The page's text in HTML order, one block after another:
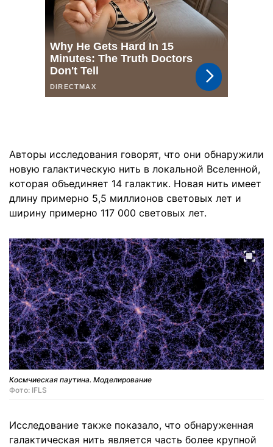
Авторы исследования говорят, что они обнаружили
новую галактическую нить в локальной Вселенной,
которая объединяет 14 галактик. Новая нить имеет
длину примерно 5,5 миллионов световых лет и
ширину примерно 117 000 световых лет.
Космчиеская паутина. Моделирование
Фото: IFLS
Исследование также показало, что обнаруженная
галактическая нить является часть более крупной